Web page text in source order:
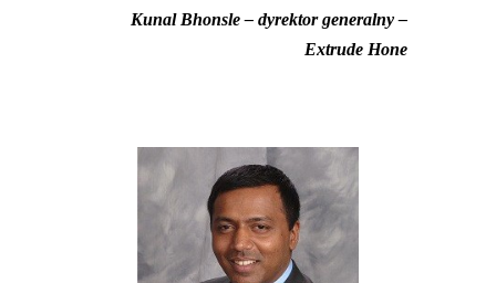
Kunal Bhonsle – dyrektor generalny –
Extrude Hone